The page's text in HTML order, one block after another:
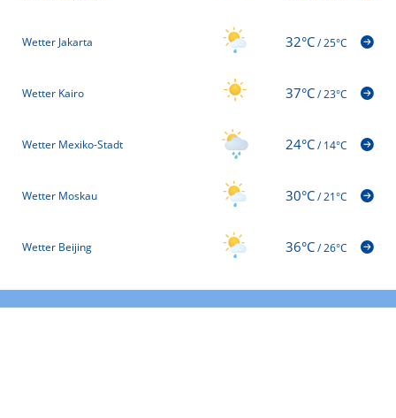
Wetter Jakarta 32°C/25°C
Wetter Kairo 37°C/23°C
Wetter Mexiko-Stadt 24°C/14°C
Wetter Moskau 30°C/21°C
Wetter Beijing 36°C/26°C